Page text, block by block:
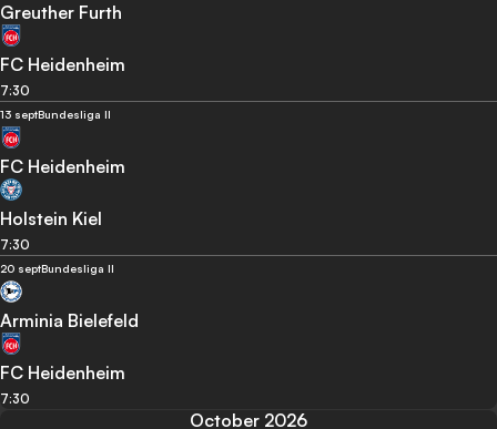
Greuther Furth
FC Heidenheim
7:30
13 septBundesliga II
FC Heidenheim
Holstein Kiel
7:30
20 septBundesliga II
Arminia Bielefeld
FC Heidenheim
7:30
October 2026